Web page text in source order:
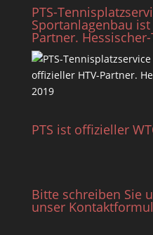
PTS-
Sportanlagenbau
Partner.
PTS ist offizieller
Bitte schreiben Sie
unser